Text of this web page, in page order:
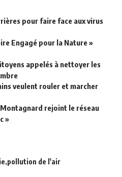
pour faire face aux virus
Engagé pour la Nature »
appelés à nettoyer les
veulent rouler et marcher
rejoint le réseau
»
pollution de l'air